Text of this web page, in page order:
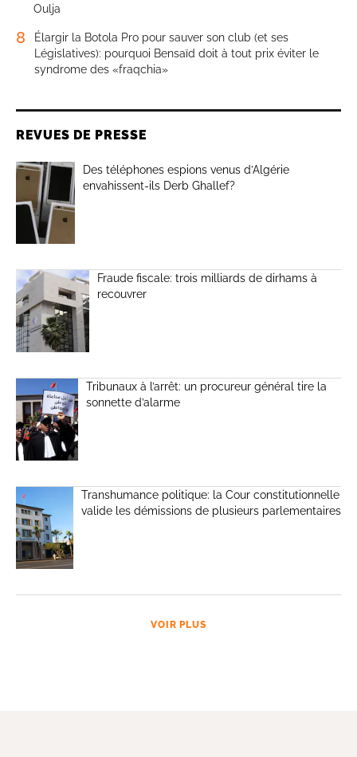
Oulja
8
Élargir la Botola Pro pour sauver son club (et ses
Législatives): pourquoi Bensaïd doit à tout prix éviter le
syndrome des «fraqchia»
REVUES DE PRESSE
Des téléphones espions venus d’Algérie
envahissent-ils Derb Ghallef?
Fraude fiscale: trois milliards de dirhams à
recouvrer
Tribunaux à l’arrêt: un procureur général tire la
sonnette d’alarme
Transhumance politique: la Cour constitutionnelle
valide les démissions de plusieurs parlementaires
VOIR PLUS